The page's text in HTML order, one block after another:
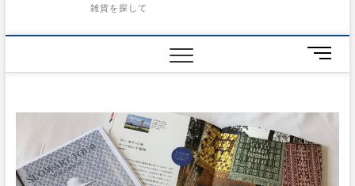
雑貨を探して
メ
ニ
タ
ン